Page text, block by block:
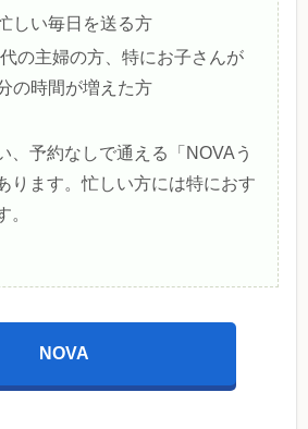
しい毎日を送る方
の主婦の方、特にお子さんが
の時間が増えた方
、予約なしで通える「NOVAう
ります。忙しい方には特におす
。
NOVA